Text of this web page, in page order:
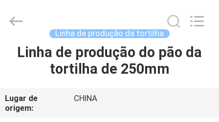
PARA
PRODUTOS
Machinery
Technology
Reserved.
Linha de produção da tortilha
Linha de produção do pão da
tortilha de 250mm
Lugar de
origem:
CHINA